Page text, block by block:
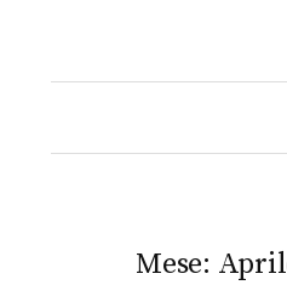
Mese: